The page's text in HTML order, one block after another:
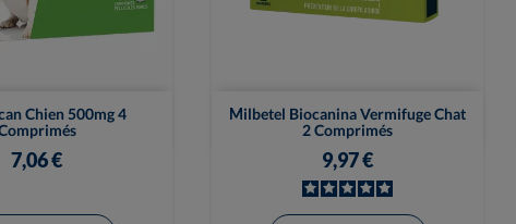
Chien 500mg 4
7,06 €
Vue rapide
Milbetel Biocanina Vermifuge Chat
2 Comprimés
9,97 €
Vue rapide